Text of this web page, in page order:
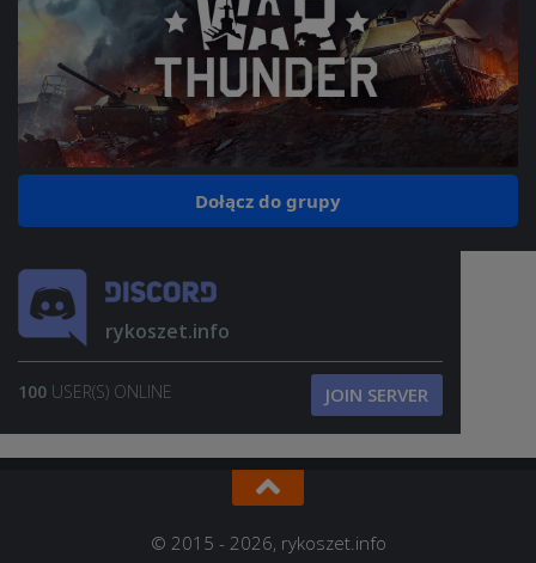
Dołącz do grupy
rykoszet.info
100 USER(S) ONLINE JOIN SERVER
© 2015 - 2026, rykoszet.info